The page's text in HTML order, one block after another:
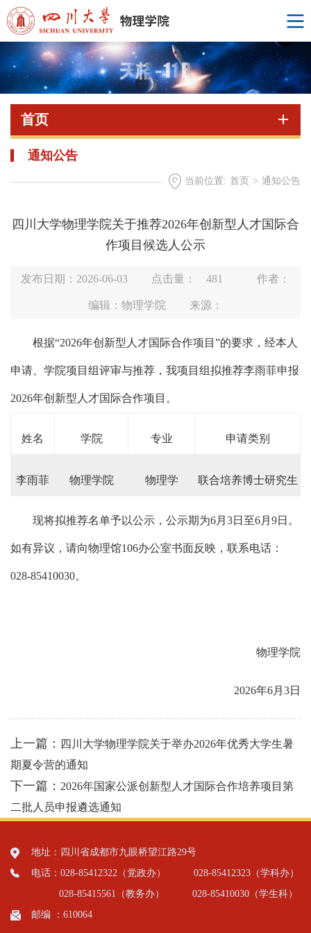
首页
通知公告
当前位置: 首页 > 通知公告
四川大学物理学院关于推荐2026年创新型人才国际合
作项目候选人公示
发布日期：2026-06-03 点击量： 481 作者：
编辑：物理学院 来源：
根据“2026年创新型人才国际合作项目”的要求，经本人
申请、学院项目组评审与推荐，我项目组拟推荐李雨菲申报
2026年创新型人才国际合作项目。
姓名 学院 专业 申请类别
李雨菲 物理学院 物理学 联合培养博士研究生
现将拟推荐名单予以公示，公示期为6月3日至6月9日。
如有异议，请向物理馆106办公室书面反映，联系电话：
028-85410030。
物理学院
2026年6月3日
上一篇：
四川大学物理学院关于举办2026年优秀大学生暑
期夏令营的通知
下一篇： 2026年国家公派创新型人才国际合作培养项目第
二批人员申报遴选通知
地址：四川省成都市九眼桥望江路29号
电话：028-85412322（党政办）
028-85412323（学科办）
028-85415561（教务办）
028-85410030（学生科）
邮编 ：610064